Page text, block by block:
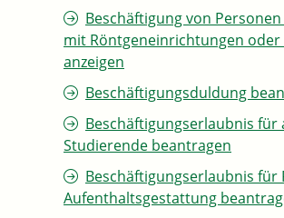
Beschäftigung von
mit Röntgeneinrichtungen
anzeigen
Beschäftigungsduldung
Beschäftigungserlaubnis für
Studierende beantragen
Beschäftigungserlaubnis für
Aufenthaltsgestattung